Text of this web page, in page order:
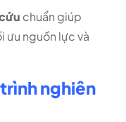
chuẩn giúp
ưu nguồn lực và
nghiên